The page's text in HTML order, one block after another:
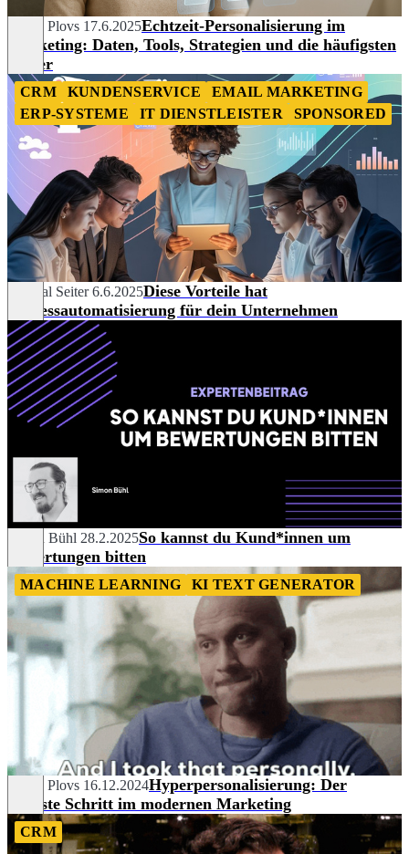
Sergej Plovs 17.6.2025Echtzeit-Personalisierung im
Marketing: Daten, Tools, Strategien und die häufigsten
Fehler
CRM KUNDENSERVICE
EMAIL MARKETING
ERP-SYSTEME
IT DIENSTLEISTER SPONSORED
Chantal Seiter 6.6.2025Diese Vorteile hat
Prozessautomatisierung für dein Unternehmen
Simon Bühl 28.2.2025So kannst du Kund*innen um
Bewertungen bitten
MACHINE LEARNING KI TEXT GENERATOR
Sergej Plovs 16.12.2024Hyperpersonalisierung: Der
nächste Schritt im modernen Marketing
CRM